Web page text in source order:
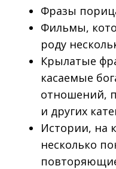
Фразы
Фильмы,
роду
Крылатые
касаемые
отношений,
и других
Истории, на
несколько